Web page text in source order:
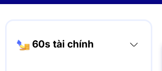
60s tài chính